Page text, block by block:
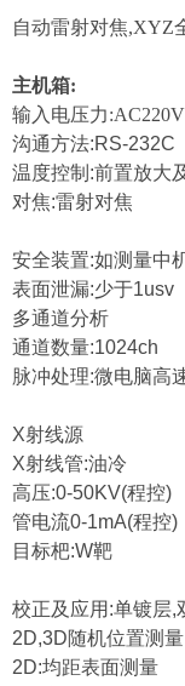
自动雷射对焦,XYZ
主机箱:
输入电压力:AC220V
沟通方法:RS-232C
温度控制:前置放大
对焦:雷射对焦
安全装置:如测量中
表面泄漏:少于1usv
多通道分析
通道数量:1024ch
脉冲处理:微电脑高
X射线源
X射线管:油冷
高压:0-50KV(程控)
管电流0-1mA(程控)
目标杷:W靶
校正及应用:单镀层,
2D,3D随机位置测量
2D:均距表面测量